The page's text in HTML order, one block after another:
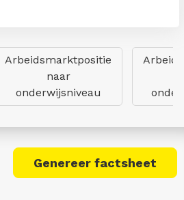
Arbeidsmarktpositie
naar
onderwijsniveau
Genereer factsheet